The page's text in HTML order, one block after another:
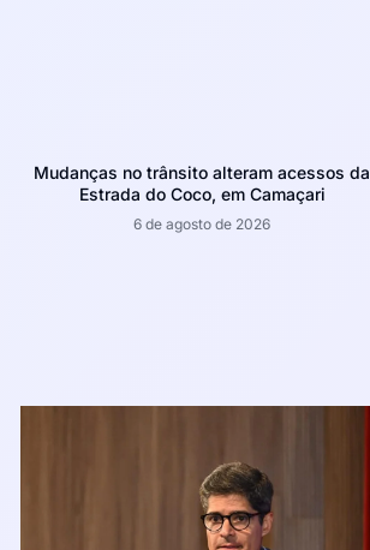
Mudanças no trânsito alteram acessos da
Estrada do Coco, em Camaçari
6 de agosto de 2026